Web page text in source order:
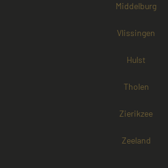
Middelburg
Vlissingen
Hulst
Tholen
Zierikzee
Zeeland